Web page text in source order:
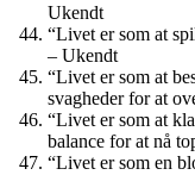
Ukendt
“Livet er som at
– Ukendt
“Livet er som at
svagheder for at
“Livet er som at
balance for at nå
“Livet er som en